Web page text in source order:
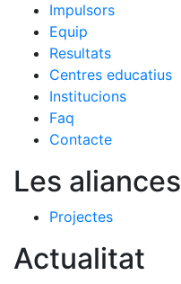
Impulsors
Equip
Resultats
Centres educatius
Institucions
Faq
Contacte
Les aliances
Projectes
Actualitat